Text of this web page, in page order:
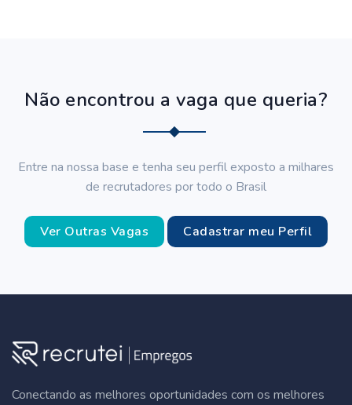
Não encontrou a vaga que queria?
Entre na nossa base e tenha seu perfil exposto a milhares
de recrutadores por todo o Brasil
Ver Outras Vagas Cadastrar meu Perfil
Conectando as melhores oportunidades com os melhores